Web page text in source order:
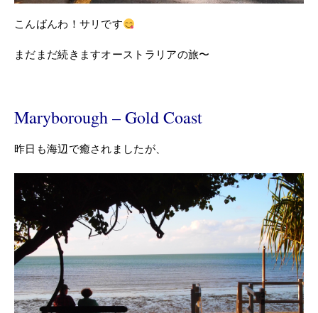
こんばんわ！サリです
まだまだ続きますオーストラリアの旅〜
Maryborough – Gold Coast
昨日も海辺で癒されましたが、